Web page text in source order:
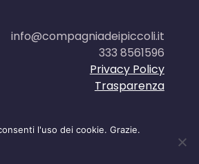
info@compagniadeipiccoli.it
333 8561596
Privacy Policy
Trasparenza
l'uso dei cookie. Grazie.